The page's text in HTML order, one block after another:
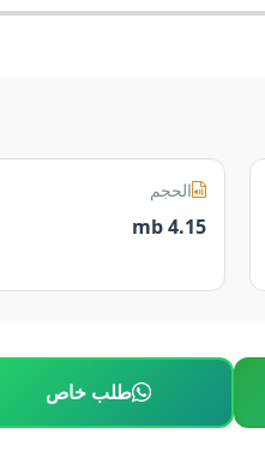
الحجم
4.15 mb
طلب خاص